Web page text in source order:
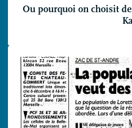
Ou pourquoi on choisit